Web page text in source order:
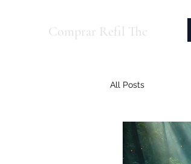
Comprar Refil Thc
All Posts